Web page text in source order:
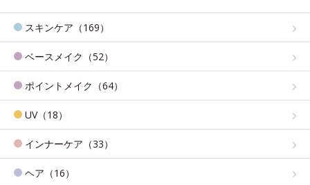
スキンケア（169）
ベースメイク（52）
ポイントメイク（64）
UV（18）
インナーケア（33）
ヘア（16）